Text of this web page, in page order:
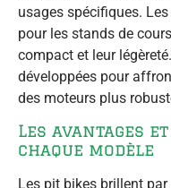
usages spécifiques.
pour les stands de
compact et leur
développées pour
des moteurs plus
Les avantages
chaque modèle
Les pit bikes brillent